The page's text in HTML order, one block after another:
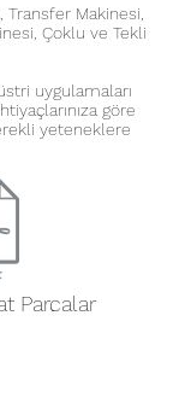
Transfer Makinesi,
Çoklu ve Tekli
uygulamaları
göre
yeteneklere
Parçalar